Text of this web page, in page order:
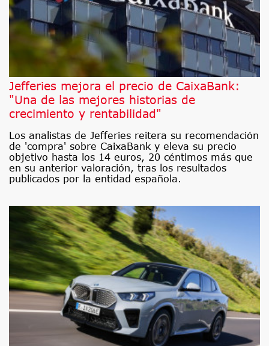
Jefferies mejora el precio de CaixaBank:
"Una de las mejores historias de
crecimiento y rentabilidad"
Los analistas de Jefferies reitera su recomendación
de 'compra' sobre CaixaBank y eleva su precio
objetivo hasta los 14 euros, 20 céntimos más que
en su anterior valoración, tras los resultados
publicados por la entidad española.